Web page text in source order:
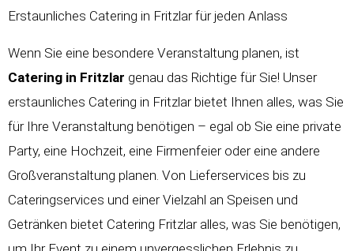
Erstaunliches Catering in Fritzlar für jeden Anlass
Wenn Sie eine besondere Veranstaltung planen, ist
Catering in Fritzlar genau das Richtige für Sie! Unser
erstaunliches Catering in Fritzlar bietet Ihnen alles, was Sie
für Ihre Veranstaltung benötigen – egal ob Sie eine private
Party, eine Hochzeit, eine Firmenfeier oder eine andere
Großveranstaltung planen. Von Lieferservices bis zu
Cateringservices und einer Vielzahl an Speisen und
Getränken bietet Catering Fritzlar alles, was Sie benötigen,